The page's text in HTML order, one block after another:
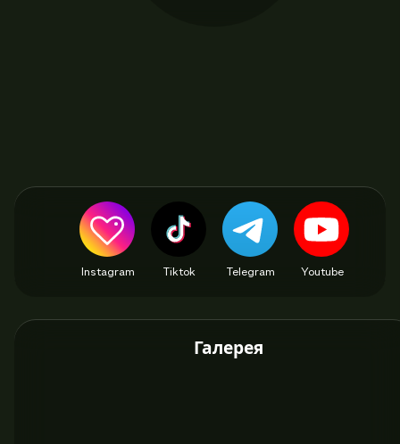
Instagram Tiktok Telegram Youtube
Галерея